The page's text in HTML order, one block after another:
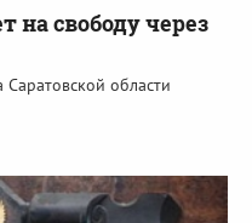
свободу через
области